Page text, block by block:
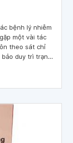
bệnh lý nhiễm
một vài tác
theo sát chỉ
duy trì trạng